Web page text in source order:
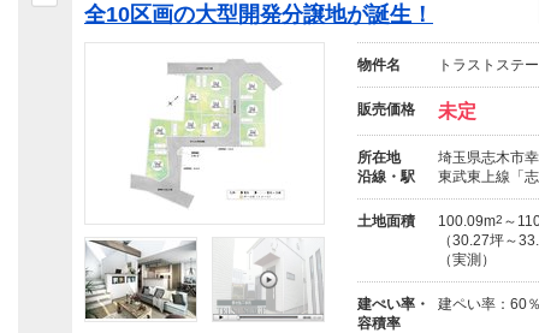
全10区画の大型開発分譲地が誕生！
物件名 トラストス
販売価格 未定
所在地
埼玉県志木市
沿線・駅
東武東上線「
土地面積 100.09m2 ～
（30.27坪～
（実測）
建ぺい率・
容積率
建ペい率：60